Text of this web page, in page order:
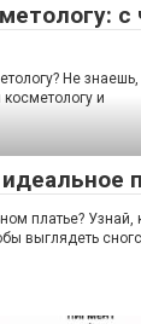
с
Не знаешь,
и
платье? Узнай,
выглядеть